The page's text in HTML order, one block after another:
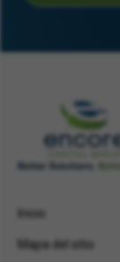
Inicio
Mapa del sitio